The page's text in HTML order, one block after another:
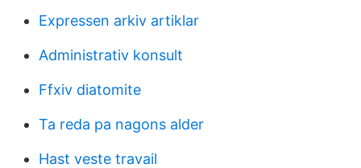
Expressen arkiv artiklar
Administrativ konsult
Ffxiv diatomite
Ta reda pa nagons alder
Hast veste travail